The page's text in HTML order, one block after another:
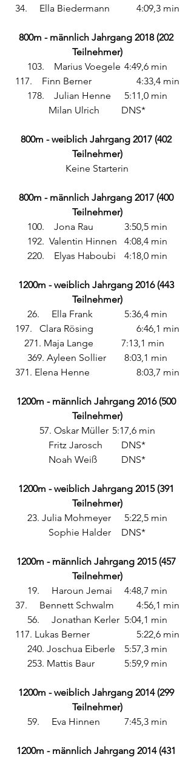
34. 	Ella Biedermann 	4:09,3 min
800m - männlich Jahrgang 2018 (202
Teilnehmer)
103.	 Marius Voegele	4:49,6 min
117.	 Finn Berner 		4:33,4 min
178.	 Julian Henne	5:11,0 min
Milan Ulrich	DNS*
800m - weiblich Jahrgang 2017 (402
Teilnehmer)
Keine Starterin
800m - männlich Jahrgang 2017 (400
Teilnehmer)
100.	 Jona Rau		3:50,5 min
192.  Valentin Hinnen 	4:08,4 min
220.	 Elyas Haboubi	4:18,0 min
1200m - weiblich Jahrgang 2016 (443
Teilnehmer)
26.	Ella Frank		5:36,4 min
197.	Clara Rösing		6:46,1 min
369. Ayleen Sollier 	8:03,1 min
371. Elena Henne		8:03,7 min
1200m - männlich Jahrgang 2016 (500
Teilnehmer)
57. Oskar Müller 	5:17,6 min
Fritz Jarosch	DNS*
Noah Weiß	DNS*
1200m - weiblich Jahrgang 2015 (391
Teilnehmer)
23. Julia Mohmeyer 	5:22,5 min
Sophie Halder	DNS*
1200m - männlich Jahrgang 2015 (457
Teilnehmer)
19.	Haroun Jemai	4:48,7 min
37. 	Bennett Schwalm	4:56,1 min
56. 	Jonathan Kerler	5:04,1 min
117. Lukas Berner		5:22,6 min
240. Joschua Eiberle	5:57,3 min
253. Mattis Baur		5:59,9 min
1200m - weiblich Jahrgang 2014 (299
Teilnehmer)
59. 	Eva Hinnen 	7:45,3 min
1200m - männlich Jahrgang 2014 (431